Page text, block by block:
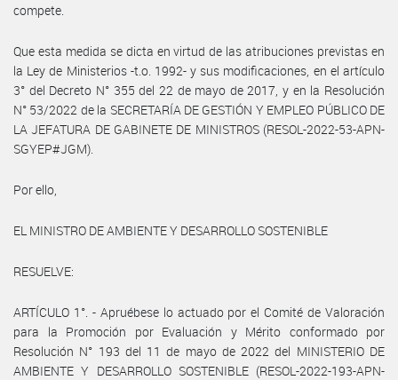
compete.
Que esta medida se dicta en virtud de las atribuciones previstas en
la Ley de Ministerios -t.o. 1992- y sus modificaciones, en el artículo
3° del Decreto N° 355 del 22 de mayo de 2017, y en la Resolución
N° 53/2022 de la SECRETARÍA DE GESTIÓN Y EMPLEO PÚBLICO DE
LA JEFATURA DE GABINETE DE MINISTROS (RESOL-2022-53-APN-
SGYEP#JGM).
Por ello,
EL MINISTRO DE AMBIENTE Y DESARROLLO SOSTENIBLE
RESUELVE:
ARTÍCULO 1°. - Apruébese lo actuado por el Comité de Valoración
para la Promoción por Evaluación y Mérito conformado por
Resolución N° 193 del 11 de mayo de 2022 del MINISTERIO DE
AMBIENTE Y DESARROLLO SOSTENIBLE (RESOL-2022-193-APN-